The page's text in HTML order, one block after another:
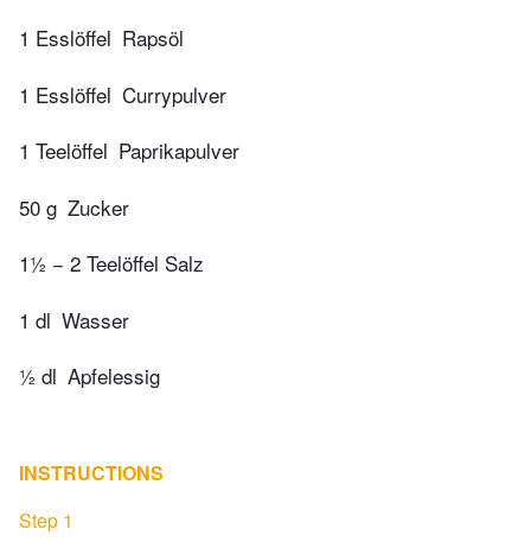
1 Esslöffel Rapsöl
1 Esslöffel Currypulver
1 Teelöffel Paprikapulver
50 g Zucker
1½ − 2 Teelöffel Salz
1 dl Wasser
½ dl Apfelessig
INSTRUCTIONS
Step 1